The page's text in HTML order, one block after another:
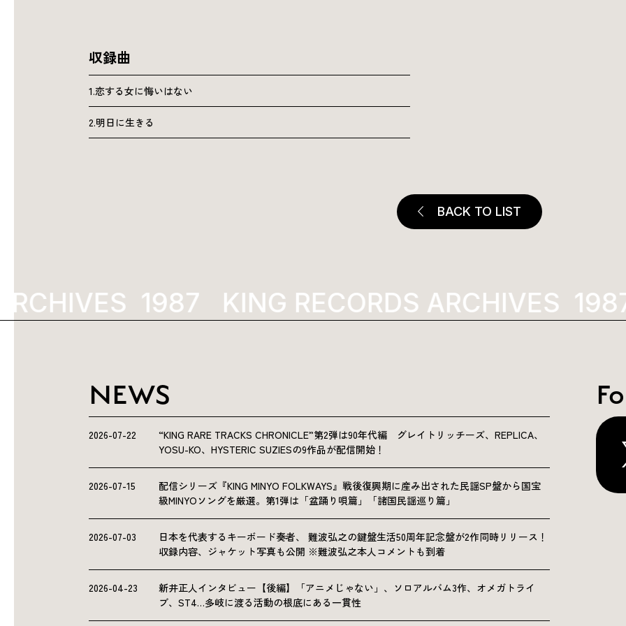
収録曲
1.恋する女に悔いはない
2.明日に生きる
BACK TO LIST
1987 KING RECORDS ARCHIVES 1987
NEWS
2026-07-22
“KING RARE TRACKS CHRONICLE”第2弾は90年代編 グレイトリッチーズ、REPLICA、
YOSU-KO、HYSTERIC SUZIESの9作品が配信開始！
2026-07-15
配信シリーズ『KING MINYO FOLKWAYS』戦後復興期に産み出された民謡SP盤から国宝
級MINYOソングを厳選。第1弾は「盆踊り唄篇」「諸国民謡巡り篇」
2026-07-03
日本を代表するキーボード奏者、 難波弘之の鍵盤生活50周年記念盤が2作同時リリース！
収録内容、ジャケット写真も公開 ※難波弘之本人コメントも到着
2026-04-23
新井正人インタビュー【後編】「アニメじゃない」、ソロアルバム3作、オメガトライ
ブ、ST4…多岐に渡る活動の根底にある一貫性